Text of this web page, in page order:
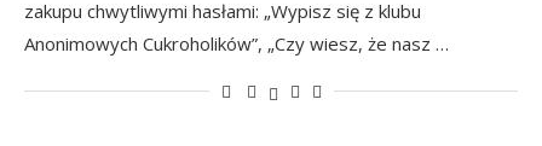
zakupu chwytliwymi hasłami: „Wypisz się z klubu
Anonimowych Cukroholików”, „Czy wiesz, że nasz …